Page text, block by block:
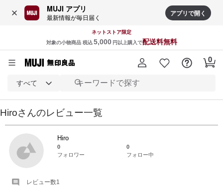
MUJI アプリ
最新情報が毎日届く アプリで開く
ネットストア限定
対象の小物商品 税込 5,000 円以上購入で配送料無料
すべて
Hiroさんのレビュー一覧
Hiro
0
0
フォロワー
フォロー中
レビュー数1